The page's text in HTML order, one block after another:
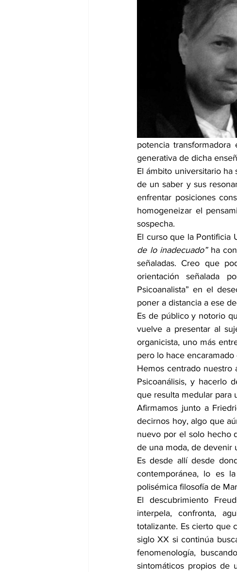
dia mundial de la hipertension
potencia
generativa de dicha
El ámbito universitario
de un saber y sus
enfrentar posiciones
homogeneizar el
sospecha.
El curso que la Pontificia
de lo inadecuado” ha
señaladas. Creo que
orientación señalada
Psicoanalista” en el
poner a distancia a ese
Es de público y notorio
vuelve a presentar al
organicista, uno más
pero lo hace
Hemos centrado nuestro
Psicoanálisis, y hacerlo
que resulta medular para
Afirmamos junto a
decirnos hoy, algo que
nuevo por el solo hecho
de una moda, de devenir
Es desde allí desde
contemporánea, lo es
polisémica filosofía de
El descubrimiento
interpela, confronta,
totalizante. Es cierto que
siglo XX si continúa
fenomenología,
sintomáticos propios